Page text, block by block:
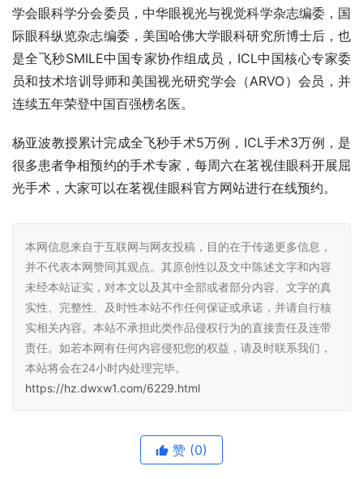
学会眼科学分会委员，中华眼视光与视觉科学杂志编委，国
际眼科纵览杂志编委，美国哈佛大学眼科研究所博士后，也
是全飞秒SMILE中国专家协作组成员，ICL中国核心专家委
员和技术培训导师和美国视光研究学会（ARVO）会员，并
连续五年荣登中国百强榜名医。
杨亚波教授累计完成全飞秒手术5万例，ICL手术3万例，是
很多患者争相预约的手术专家，每周六在茗视佳眼科开展屈
光手术，大家可以在茗视佳眼科官方网站进行在线预约。
本网信息来自于互联网与网友投稿，目的在于传递更多信息，
并不代表本网赞同其观点。其原创性以及文中陈述文字和内容
未经本站证实，对本文以及其中全部或者部分内容、文字的真
实性、完整性、及时性本站不作任何保证或承诺，并请自行核
实相关内容。本站不承担此类作品侵权行为的直接责任及连带
责任。如若本网有任何内容侵犯您的权益，请及时联系我们，
本站将会在24小时内处理完毕。
https://hz.dwxw1.com/6229.html
赞 (0)